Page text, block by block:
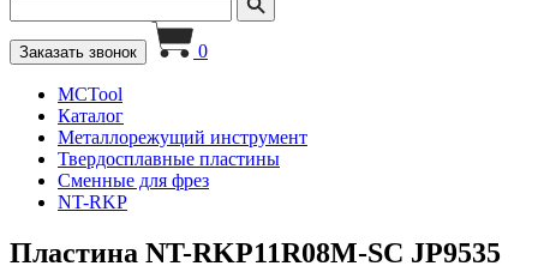
Заказать звонок 0
MCTool
Каталог
Металлорежущий инструмент
Твердосплавные пластины
Сменные для фрез
NT-RKP
Пластина NT-RKP11R08M-SC JP9535